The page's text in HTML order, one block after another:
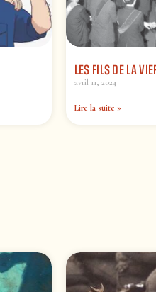
LES FILS DE LA
avril 11, 2024
Lire la suite »